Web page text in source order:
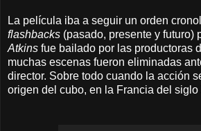
La película iba a seguir un orden
flashbacks (pasado, presente y futuro)
Atkins fue bailado por las productoras
muchas escenas fueron eliminadas
director. Sobre todo cuando la acción
origen del cubo, en la Francia del siglo